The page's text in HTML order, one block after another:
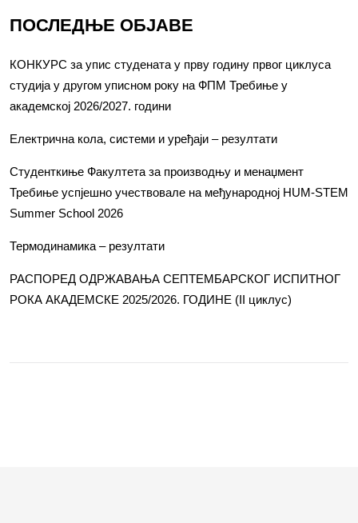
ПОСЛЕДЊЕ ОБЈАВЕ
КОНКУРС за упис студената у прву годину првог циклуса
студија у другом уписном року на ФПМ Требиње у
академској 2026/2027. години
Електрична кола, системи и уређаји – резултати
Студенткиње Факултета за производњу и менаџмент
Требиње успјешно учествовале на међународној HUM-STEM
Summer School 2026
Термодинамика – резултати
РАСПОРЕД ОДРЖАВАЊА СЕПТЕМБАРСКОГ ИСПИТНОГ
РОКА АКАДЕМСКЕ 2025/2026. ГОДИНЕ (II циклус)